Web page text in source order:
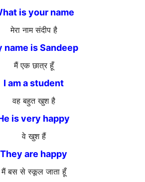
is your name
मेरा नाम संदीप है
name is Sandeep
मैं एक छात्र हूँ
I am a student
वह बहुत खुश है
is very happy
वे खुश हैं
They are happy
मैं बस से स्कूल जाता हूँ